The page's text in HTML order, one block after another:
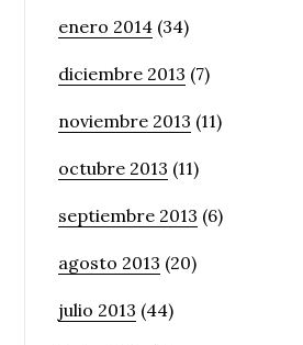
enero 2014 (34)
diciembre 2013 (7)
noviembre 2013 (11)
octubre 2013 (11)
septiembre 2013 (6)
agosto 2013 (20)
julio 2013 (44)